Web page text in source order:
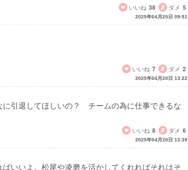
いいね 38 ダメ 5
2025年04月20日 09:51
いいね 7 ダメ 2
2025年04月20日 13:22
に引退してほしいの？ チームの為に仕事できるな
いいね 8 ダメ 6
2025年04月20日 13:39
いいよ。松尾や凌磨を活かしてくれればそれはそ